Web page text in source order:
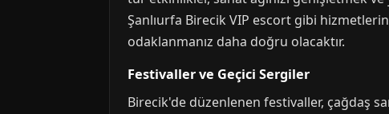
Şanlıurfa Birecik VIP escort gibi
odaklanmanız daha doğru olacaktır.
Festivaller ve Geçici Sergiler
Birecik'de düzenlenen festivaller, çağdaş